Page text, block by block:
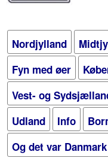
Nordjylland
Fyn med øer
Vest- og
Udland
Info
Og det var